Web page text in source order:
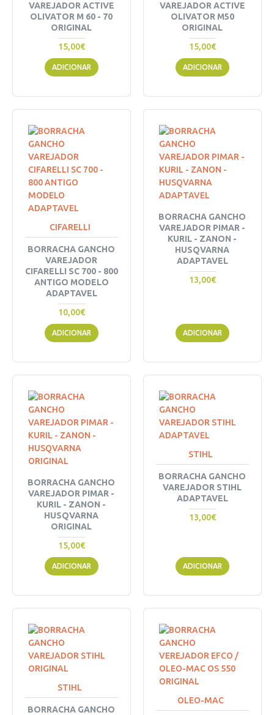
VAREJADOR ACTIVE
OLIVATOR M 60 - 70
ORIGINAL
15,00€
ADICIONAR
VAREJADOR ACTIVE
OLIVATOR M50
ORIGINAL
15,00€
ADICIONAR
CIFARELLI
BORRACHA GANCHO
VAREJADOR
CIFARELLI SC 700 - 800
ANTIGO MODELO
ADAPTAVEL
10,00€
ADICIONAR
BORRACHA GANCHO
VAREJADOR PIMAR -
KURIL - ZANON -
HUSQVARNA
ADAPTAVEL
13,00€
ADICIONAR
BORRACHA GANCHO
VAREJADOR PIMAR -
KURIL - ZANON -
HUSQVARNA
ORIGINAL
15,00€
ADICIONAR
STIHL
BORRACHA GANCHO
VAREJADOR STIHL
ADAPTAVEL
13,00€
ADICIONAR
STIHL
BORRACHA GANCHO
OLEO-MAC